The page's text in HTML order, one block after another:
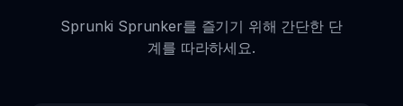
Sprunki Sprunker를 즐기기 위해 간단한 단
계를 따라하세요.